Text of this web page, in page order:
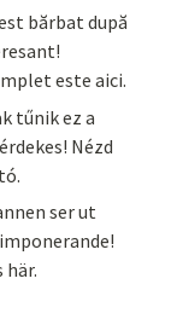
bărbat după
este aici.
tűnik ez a
Nézd
ser ut